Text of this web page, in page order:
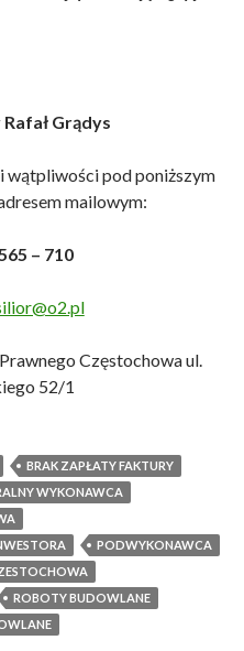
Grądys
wątpliwości pod poniższym
mailowym:
– 710
Częstochowa ul.
52/1
BRAK ZAPŁATY FAKTURY
WYKONAWCA
PODWYKONAWCA
ROBOTY BUDOWLANE